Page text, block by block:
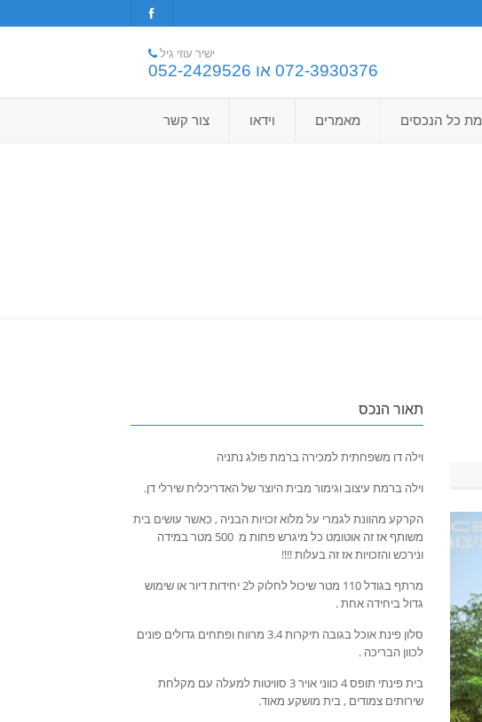
ישיר עוזי גיל
072-3930376 או 052-2429526
כל הנכסים מאמרים וידאו צור קשר
תאור הנכס
וילה דו משפחתית למכירה ברמת פולג נתניה
וילה ברמת עיצוב וגימור מבית היוצר של האדריכלית שירלי דן.
הקרקע מהוונת לגמרי על מלוא זכויות הבניה , כאשר עושים בית
משותף אז זה אוטומט כל מיגרש פחות מ 500 מטר במידה
ונירכש והזכויות אז זה בעלות !!!!
מרתף בגודל 110 מטר שיכול לחלוק ל2 יחידות דיור או שימוש
גדול ביחידה אחת .
סלון פינת אוכל בגובה תיקרות 3.4 מרווח ופתחים גדולים פונים
לכוון הבריכה .
בית פינתי תופס 4 כווני אויר 3 סוויטות למעלה עם מקלחת
שירותים צמודים , בית מושקע מאוד.